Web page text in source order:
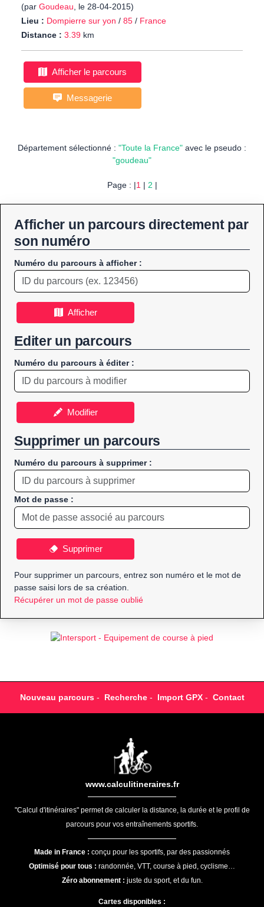
(par Goudeau, le 28-04-2015)
Lieu : Dompierre sur yon / 85 / France
Distance : 3.39 km
Afficher le parcours
Messagerie
Département sélectionné : "Toute la France" avec le pseudo :
"goudeau"
Page : |1| 2 |
Afficher un parcours directement par
son numéro
Numéro du parcours à afficher :
Afficher
Editer un parcours
Numéro du parcours à éditer :
Modifier
Supprimer un parcours
Numéro du parcours à supprimer :
Mot de passe :
Supprimer
Pour supprimer un parcours, entrez son numéro et le mot de
passe saisi lors de sa création.
Récupérer un mot de passe oublié
Nouveau parcours- Recherche- Import GPX- Contact
www.calculitineraires.fr
"Calcul d'itinéraires" permet de calculer la distance, la durée et le profil de
parcours pour vos entraînements sportifs.
Made in France : conçu pour les sportifs, par des passionnés
Optimisé pour tous : randonnée, VTT, course à pied, cyclisme…
Zéro abonnement : juste du sport, et du fun.
Cartes disponibles :